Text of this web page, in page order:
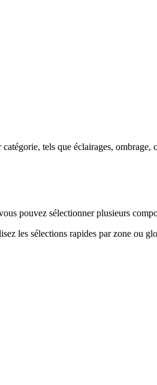
tels que éclairages, ombrage,
pouvez sélectionner plusieurs
les sélections rapides par zone ou